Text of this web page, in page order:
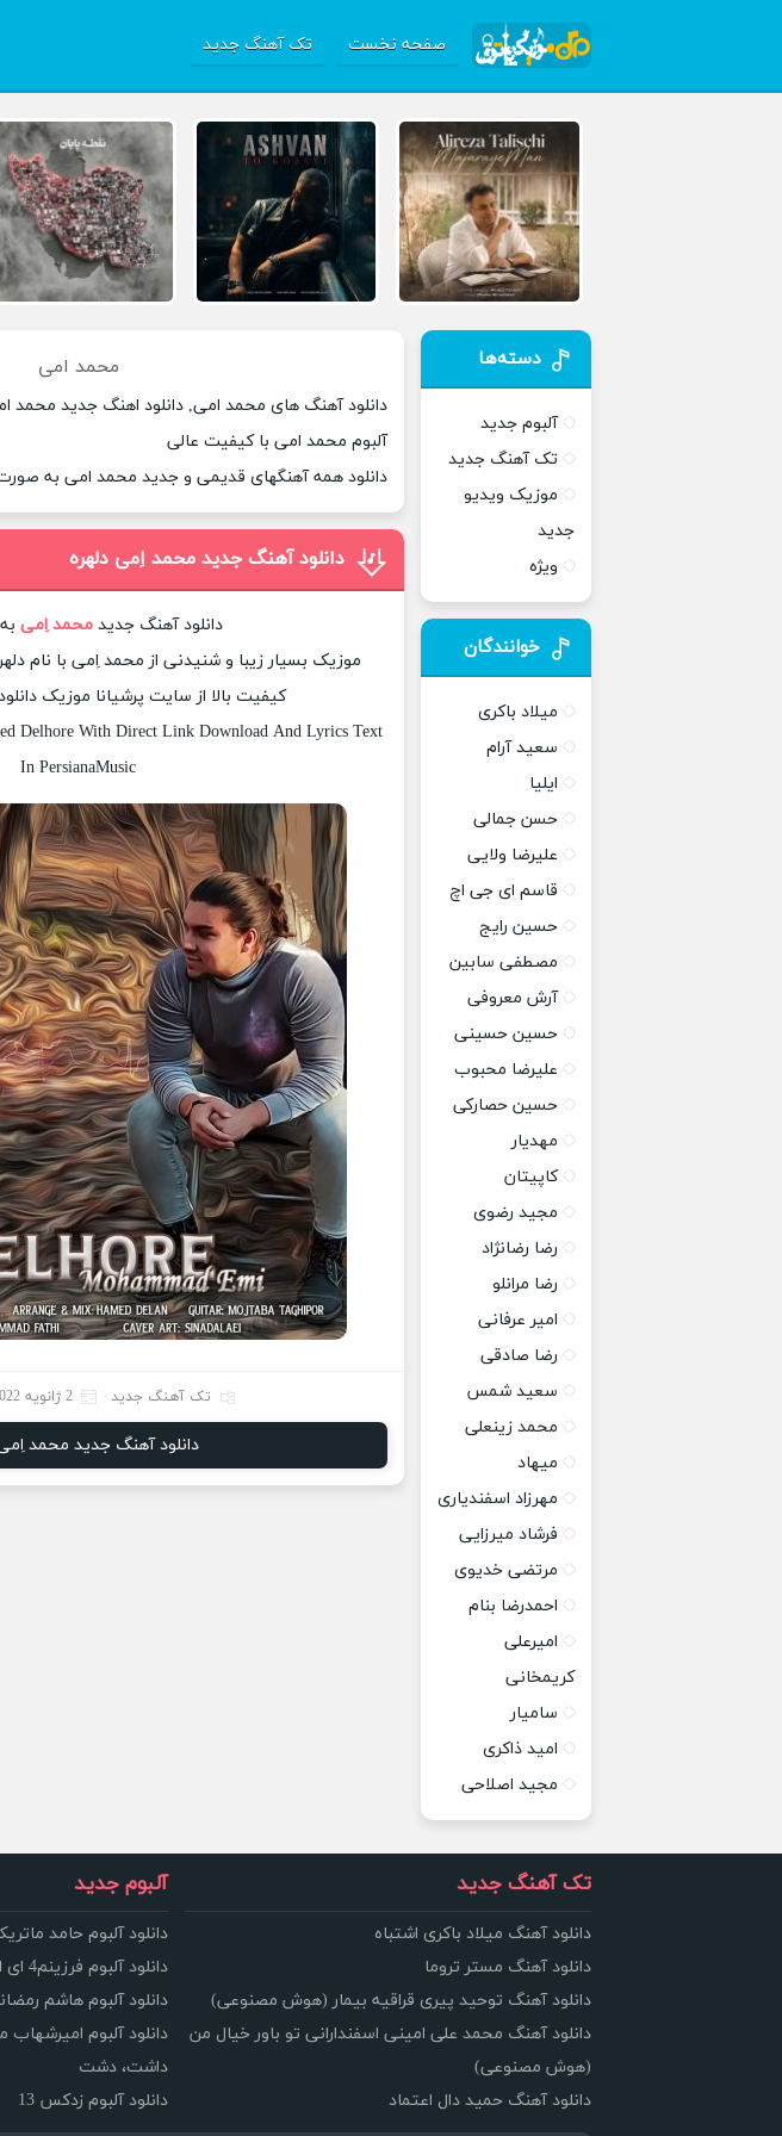
صفحه نخست تک آهنگ جدید
محمد امی
دانلود آهنگ های محمد امی, دانلود اهنگ جدید محمد
آلبوم محمد امی با کیفیت عالی
دانلود همه آهنگهای قدیمی و جدید محمد امی به
دانلود آهنگ جدید محمد اِمی دلهره
دانلود آهنگ جدیدمحمد اِمی
موزیک بسیار زیبا و شنیدنی از محمد اِمی با نام
کیفیت بالا از سایت پرشیانا موزیک
Delhore With Direct Link Download And Lyrics Text
In PersianaMusic
تک آهنگ جدید 2 ژانویه 2022
دانلود آهنگ جدید محمد
دسته‌ها
آلبوم جدید
تک آهنگ جدید
موزیک ویدیو
جدید
ویژه
خوانندگان
میلاد باکری
سعید آرام
ایلیا
حسن جمالی
علیرضا ولایی
قاسم ای جی اچ
حسین رایج
مصطفی سابین
آرش معروفی
حسین حسینی
علیرضا محبوب
حسین حصارکی
مهدیار
کاپیتان
مجید رضوی
رضا رضانژاد
رضا مرانلو
امیر عرفانی
رضا صادقی
سعید شمس
محمد زینعلی
میهاد
مهرزاد اسفندیاری
فرشاد میرزایی
مرتضی خدیوی
احمدرضا بنام
امیرعلی
کریمخانی
سامیار
امید ذاکری
مجید اصلاحی
تک آهنگ جدید
دانلود آهنگ میلاد باکری اشتباه
دانلود آهنگ مستر تروما
دانلود آهنگ توحید پیری قراقیه بیمار (هوش مصنوعی)
دانلود آهنگ محمد علی امینی اسفندارانی تو باور خیال من
(هوش مصنوعی)
دانلود آهنگ حمید دال اعتماد
آلبوم جدید
دانلود آلبوم حامد
دانلود آلبوم فرزینم4 ای ام 4
دانلود آلبوم هاشم
دانلود آلبوم امیرشهاب
داشت، دشت
دانلود آلبوم زدکس 13